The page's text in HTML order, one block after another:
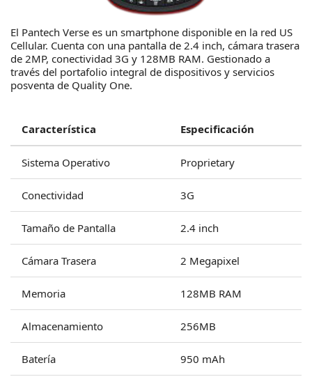
El Pantech Verse es un smartphone disponible en la red US
Cellular. Cuenta con una pantalla de 2.4 inch, cámara trasera
de 2MP, conectividad 3G y 128MB RAM. Gestionado a
través del portafolio integral de dispositivos y servicios
posventa de Quality One.
Característica Especificación
Sistema Operativo Proprietary
Conectividad 3G
Tamaño de Pantalla 2.4 inch
Cámara Trasera 2 Megapixel
Memoria 128MB RAM
Almacenamiento 256MB
Batería 950 mAh